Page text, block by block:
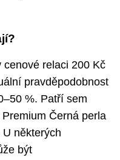
relaci 200 Kč
pravděpodobnost
%. Patří sem
Černá perla
některých
být